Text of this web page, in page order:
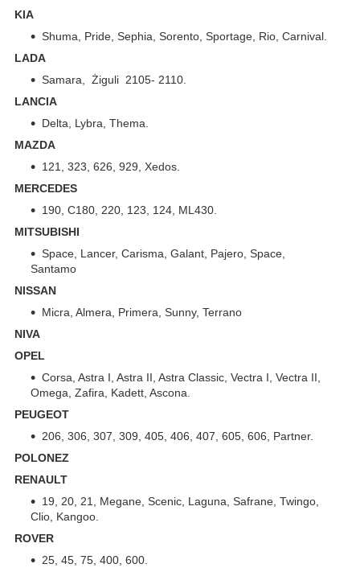
KIA
Shuma, Pride, Sephia, Sorento, Sportage, Rio, Carnival.
LADA
Samara, Żiguli 2105- 2110.
LANCIA
Delta, Lybra, Thema.
MAZDA
121, 323, 626, 929, Xedos.
MERCEDES
190, C180, 220, 123, 124, ML430.
MITSUBISHI
Space, Lancer, Carisma, Galant, Pajero, Space,
Santamo
NISSAN
Micra, Almera, Primera, Sunny, Terrano
NIVA
OPEL
Corsa, Astra I, Astra II, Astra Classic, Vectra I, Vectra II,
Omega, Zafira, Kadett, Ascona.
PEUGEOT
206, 306, 307, 309, 405, 406, 407, 605, 606, Partner.
POLONEZ
RENAULT
19, 20, 21, Megane, Scenic, Laguna, Safrane, Twingo,
Clio, Kangoo.
ROVER
25, 45, 75, 400, 600.